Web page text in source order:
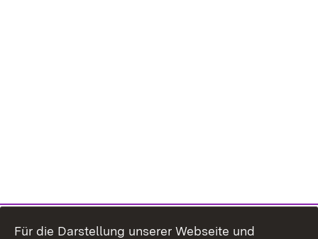
Für die Darstellung unserer Webseite und